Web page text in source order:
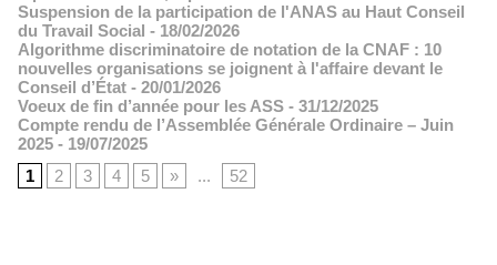
Suspension de la participation de l'ANAS au Haut Conseil
du Travail Social - 18/02/2026
Algorithme discriminatoire de notation de la CNAF : 10
nouvelles organisations se joignent à l'affaire devant le
Conseil d’État - 20/01/2026
Voeux de fin d’année pour les ASS - 31/12/2025
Compte rendu de l’Assemblée Générale Ordinaire – Juin
2025 - 19/07/2025
1
2 3 4 5 » ... 52